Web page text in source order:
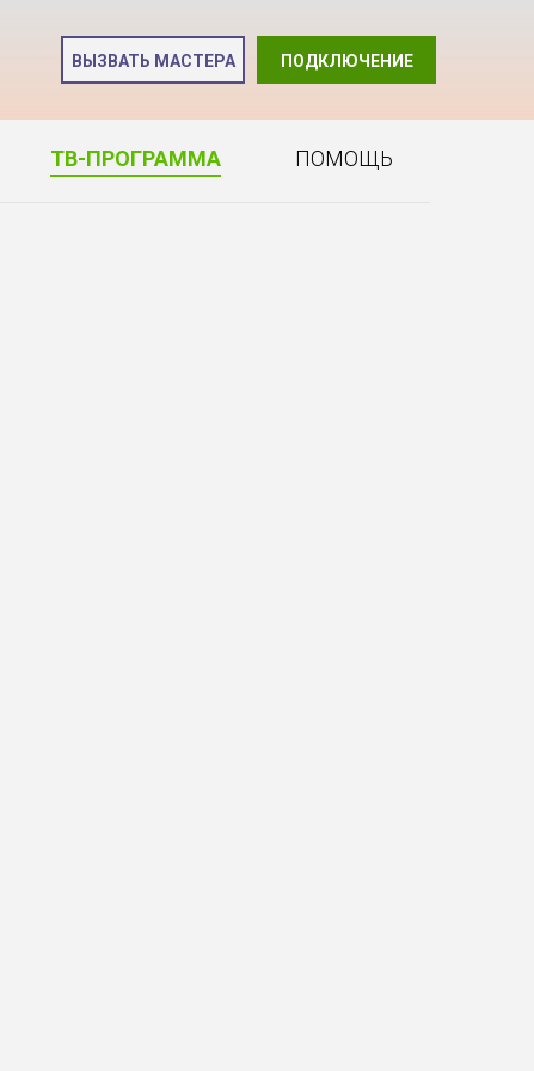
ПОДКЛЮЧЕНИЕ
ВЫЗВАТЬ МАСТЕРА
ТВ-ПРОГРАММА ПОМОЩЬ